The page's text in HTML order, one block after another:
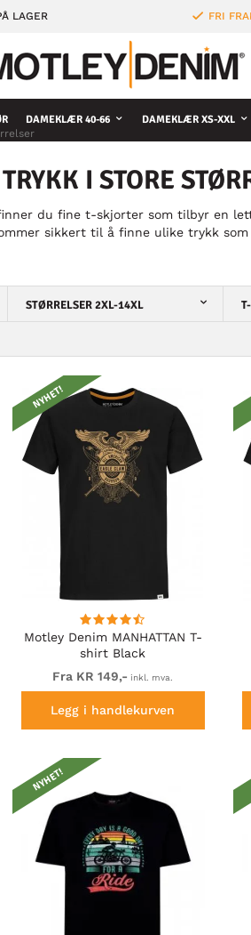
LAGER FRI
DAMEKLÆR 40-66 DAMEKLÆR XS-XXL
I STORE
du fine t-skjorter som tilbyr en
sikkert til å finne ulike trykk
STØRRELSER 2XL-14XL
Motley Denim MANHATTAN T-
shirt Black
NYHET!
Fra KR 149,- inkl. mva.
Legg i handlekurven
NYHET!